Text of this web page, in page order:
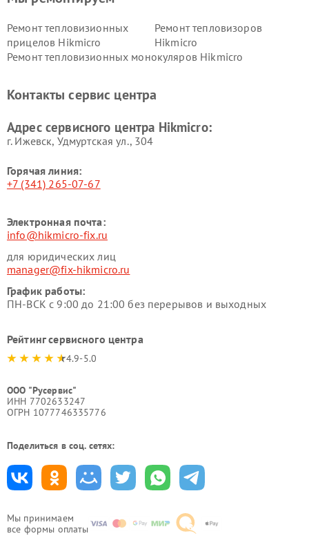
Мы принимаем
все формы оплаты
Ремонт тепловизионных
прицелов Hikmicro
Ремонт тепловизоров
Hikmicro
Ремонт тепловизионных монокуляров Hikmicro
Контакты сервис центра
Адрес сервисного центра Hikmicro:
г. Ижевск, Удмуртская ул., 304
Горячая линия:
+7 (341) 265-07-67
Электронная почта:
info@hikmicro-fix.ru
для юридических лиц
manager@fix-hikmicro.ru
График работы:
ПН-ВСК с 9:00 до 21:00 без перерывов и выходных
Рейтинг сервисного центра
4.9-5.0
ООО "Русервис"
ИНН 7702633247
ОГРН 1077746335776
Поделиться в соц. сетях: